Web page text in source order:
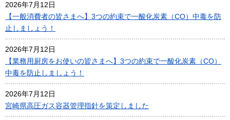
2026年7月12日
【一般消費者の皆さまへ】3つの約束で一酸化炭素（CO）中毒を防
止しましょう！
2026年7月12日
【業務用厨房をお使いの皆さまへ】3つの約束で一酸化炭素（CO）
中毒を防止しましょう！
2026年7月12日
宮崎県高圧ガス容器管理指針を策定しました